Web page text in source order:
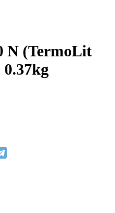
N (TermoLit
0.37kg